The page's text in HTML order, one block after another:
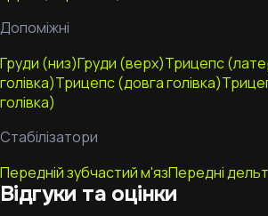
Допоміжні
Груди (низ)Груди (верх)Трицепс
голівка)Трицепс (довга голівка)
голівка)
Стабілізатори
Передній зубчастий м'язПередні
Відгуки та оцінки